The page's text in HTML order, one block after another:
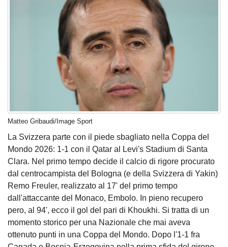
Matteo Gribaudi/Image Sport
La Svizzera parte con il piede sbagliato nella Coppa del
Mondo 2026: 1-1 con il Qatar al Levi's Stadium di Santa
Clara. Nel primo tempo decide il calcio di rigore procurato
dal centrocampista del Bologna (e della Svizzera di Yakin)
Remo Freuler, realizzato al 17' del primo tempo
dall'attaccante del Monaco, Embolo. In pieno recupero
pero, al 94', ecco il gol del pari di Khoukhi. Si tratta di un
momento storico per una Nazionale che mai aveva
ottenuto punti in una Coppa del Mondo. Dopo l'1-1 fra